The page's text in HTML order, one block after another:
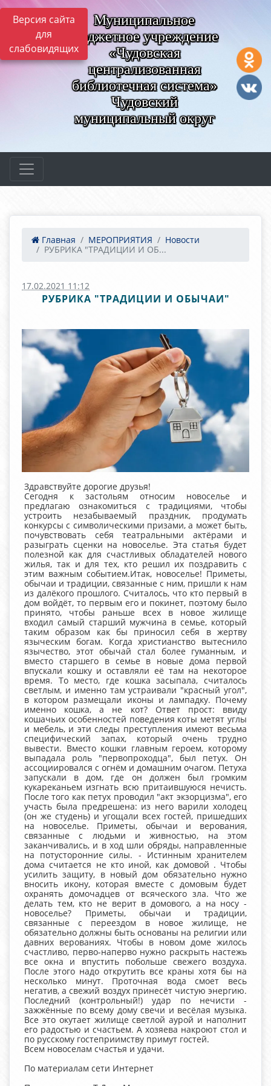
Версия сайта
для
слабовидящих
Муниципальное
бюджетное учреждение
«Чудовская
централизованная
библиотечная система»
Чудовский
муниципальный округ
Главная МЕРОПРИЯТИЯ
Новости
РУБРИКА "ТРАДИЦИИ И ОБ...
17.02.2021 11:12
РУБРИКА "ТРАДИЦИИ И ОБЫЧАИ"
Здравствуйте дорогие друзья!
Сегодня к застольям относим новоселье и
предлагаю ознакомиться с традициями, чтобы
устроить незабываемый праздник, продумать
конкурсы с символическими призами, а может быть,
почувствовать себя театральными актёрами и
разыграть сценки на новоселье. Эта статья будет
полезной как для счастливых обладателей нового
жилья, так и для тех, кто решил их поздравить с
этим важным событием.Итак, новоселье! Приметы,
обычаи и традиции, связанные с ним, пришли к нам
из далёкого прошлого. Считалось, что кто первый в
дом войдёт, то первым его и покинет, поэтому было
принято, чтобы раньше всех в новое жилище
входил самый старший мужчина в семье, который
таким образом как бы приносил себя в жертву
языческим богам. Когда христианство вытеснило
язычество, этот обычай стал более гуманным, и
вместо старшего в семье в новые дома первой
впускали кошку и оставляли её там на некоторое
время. То место, где кошка засыпала, считалось
светлым, и именно там устраивали "красный угол",
в котором размещали иконы и лампадку. Почему
именно кошка, а не кот? Ответ прост: ввиду
кошачьих особенностей поведения коты метят углы
и мебель, и эти следы преступления имеют весьма
специфический запах, который очень трудно
вывести. Вместо кошки главным героем, которому
выпадала роль "первопроходца", был петух. Он
ассоциировался с огнём и домашним очагом. Петуха
запускали в дом, где он должен был громким
кукареканьем изгнать всю притаившуюся нечисть.
После того как петух проводил "акт экзорцизма", его
участь была предрешена: из него варили холодец
(он же студень) и угощали всех гостей, пришедших
на новоселье. Приметы, обычаи и верования,
связанные с людьми и живностью, на этом
заканчивались, и в ход шли обряды, направленные
на потусторонние силы. - Истинным хранителем
дома считается не кто иной, как домовой . Чтобы
усилить защиту, в новый дом обязательно нужно
вносить икону, которая вместе с домовым будет
охранять домочадцев от всяческого зла. Что же
делать тем, кто не верит в домового, а на носу -
новоселье? Приметы, обычаи и традиции,
связанные с переездом в новое жилище, не
обязательно должны быть основаны на религии или
давних верованиях. Чтобы в новом доме жилось
счастливо, перво-наперво нужно раскрыть настежь
все окна и впустить побольше свежего воздуха.
После этого надо открутить все краны хотя бы на
несколько минут. Проточная вода смоет весь
негатив, а свежий воздух принесёт чистую энергию.
Последний (контрольный!) удар по нечисти -
зажжённые по всему дому свечи и весёлая музыка.
Все это окутает жилище светлой аурой и наполнит
его радостью и счастьем. А хозяева накроют стол и
по русскому гостеприимству примут гостей.
Всем новоселам счастья и удачи.
По материалам сети Интернет